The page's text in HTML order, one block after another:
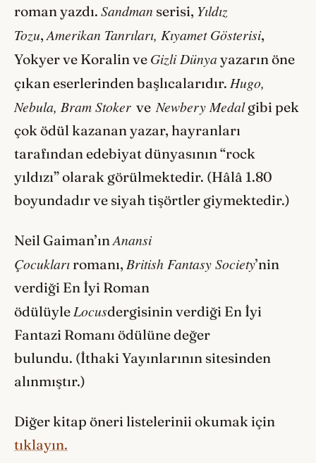
roman yazdı. Sandman serisi, Yıldız
Tozu, Amerikan Tanrıları, Kıyamet Gösterisi,
Yokyer ve Koralin ve Gizli Dünya yazarın öne
çıkan eserlerinden başlıcalarıdır. Hugo,
Nebula, Bram Stoker ve Newbery Medalgibi pek
çok ödül kazanan yazar, hayranları
tarafından edebiyat dünyasının “rock
yıldızı” olarak görülmektedir. (Hâlâ 1.80
boyundadır ve siyah tişörtler giymektedir.)
Neil Gaiman’ınAnansi
Çocukları romanı, British Fantasy Society’nin
verdiği En İyi Roman
ödülüyle Locusdergisinin verdiği En İyi
Fantazi Romanı ödülüne değer
bulundu. (İthaki Yayınlarının sitesinden
alınmıştır.)
Diğer kitap öneri listelerinii okumak için
tıklayın.